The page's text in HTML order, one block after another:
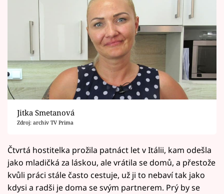
Jitka Smetanová
Zdroj: archiv TV Prima
Čtvrtá hostitelka prožila patnáct let v Itálii, kam odešla
jako mladičká za láskou, ale vrátila se domů, a přestože
kvůli práci stále často cestuje, už ji to nebaví tak jako
kdysi a radši je doma se svým partnerem. Prý by se